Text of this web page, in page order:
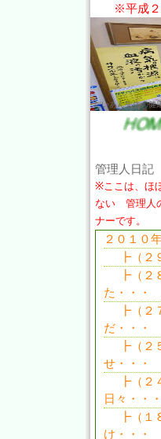
※平成２
だいあん先生の健
管理人日記
※ここは、ほ
ない 管理人
ナーです。
２０１０
┣（２９
┣（２８
た・・・
┣（２７
だ・・・
┣（２５
せ・・・
┣（２
日々・・・
┣（１８
け・・・